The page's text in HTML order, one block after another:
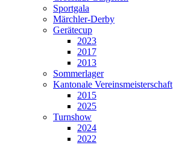
Sportgala
Märchler-Derby
Gerätecup
2023
2017
2013
Sommerlager
Kantonale Vereinsmeisterschaft
2015
2025
Turnshow
2024
2022